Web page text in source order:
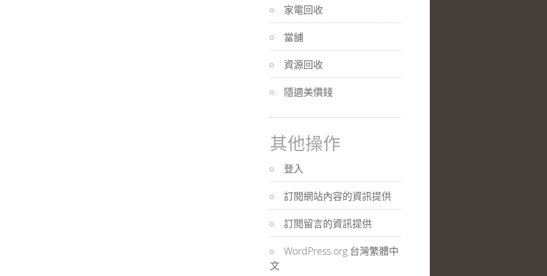
家電回收
當舖
資源回收
隱適美價錢
其他操作
登入
訂閱網站內容的資訊提供
訂閱留言的資訊提供
WordPress.org 台灣繁體中
文